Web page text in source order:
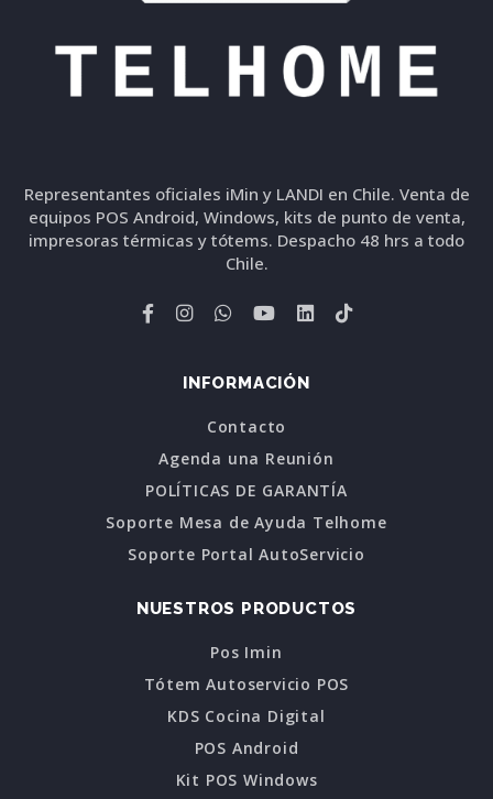
Representantes oficiales iMin y LANDI en Chile. Venta de
equipos POS Android, Windows, kits de punto de venta,
impresoras térmicas y tótems. Despacho 48 hrs a todo
Chile.
INFORMACIÓN
Contacto
Agenda una Reunión
POLÍTICAS DE GARANTÍA
Soporte Mesa de Ayuda Telhome
Soporte Portal AutoServicio
NUESTROS PRODUCTOS
Pos Imin
Tótem Autoservicio POS
KDS Cocina Digital
POS Android
Kit POS Windows